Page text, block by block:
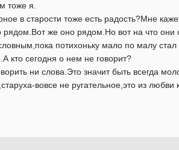
тоже я.
в старости тоже есть радость?Мне
рядом.Вот же оно рядом.Но вот на что они
потихоньку мало по малу
кто сегодня о нем не говорит?
ни слова.Это значит быть всегда
вовсе не ругательное,это из любви